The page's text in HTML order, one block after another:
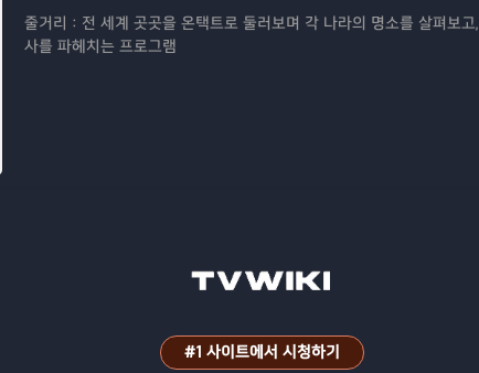
줄거리： 전 세계 곳곳을 온택트로 둘러보며 각 나라의 명소를 살펴보
사를 파헤치는 프로그램
#1 사이트에서 시청하기